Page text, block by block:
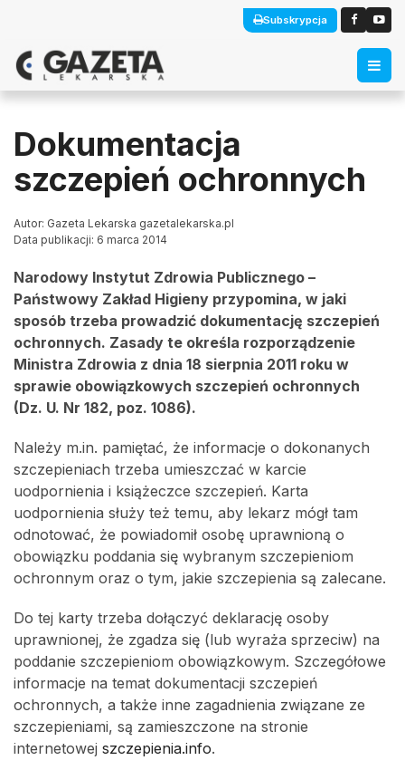
Subskrypcja
Dokumentacja
szczepień ochronnych
Autor: Gazeta Lekarska gazetalekarska.pl
Data publikacji: 6 marca 2014
Narodowy Instytut Zdrowia Publicznego –
Państwowy Zakład Higieny przypomina, w jaki
sposób trzeba prowadzić dokumentację szczepień
ochronnych. Zasady te określa rozporządzenie
Ministra Zdrowia z dnia 18 sierpnia 2011 roku w
sprawie obowiązkowych szczepień ochronnych
(Dz. U. Nr 182, poz. 1086).
Należy m.in. pamiętać, że informacje o dokonanych
szczepieniach trzeba umieszczać w karcie
uodpornienia i książeczce szczepień. Karta
uodpornienia służy też temu, aby lekarz mógł tam
odnotować, że powiadomił osobę uprawnioną o
obowiązku poddania się wybranym szczepieniom
ochronnym oraz o tym, jakie szczepienia są zalecane.
Do tej karty trzeba dołączyć deklarację osoby
uprawnionej, że zgadza się (lub wyraża sprzeciw) na
poddanie szczepieniom obowiązkowym. Szczegółowe
informacje na temat dokumentacji szczepień
ochronnych, a także inne zagadnienia związane ze
szczepieniami, są zamieszczone na stronie
internetowej szczepienia.info.